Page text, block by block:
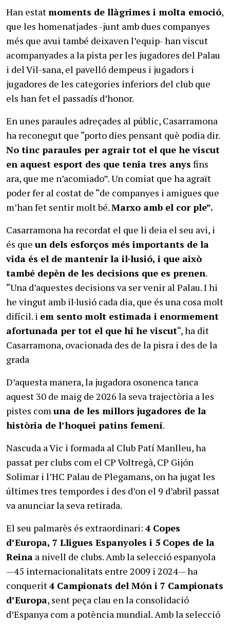
Han estatmoments de llàgrimes i molta emoció,
que les homenatjades -junt amb dues companyes
més que avui també deixaven l’equip- han viscut
acompanyades a la pista per les jugadores del Palau
i del Vil-sana, el pavelló dempeus i jugadors i
jugadores de les categories inferiors del club que
els han fet el passadís d’honor.
En unes paraules adreçades al públic, Casarramona
ha reconegut que “porto dies pensant què podia dir.
No tinc paraules per agrair tot el que he viscut
en aquest esport des que tenia tres anys fins
ara, que me n’acomiado”. Un comiat que ha agraït
poder fer al costat de “de companyes i amigues que
m’han fet sentir molt bé.Marxo amb el cor ple”.
Casarramona ha recordat el que li deia el seu avi, i
és que un dels esforços més importants de la
vida és el de mantenir la il·lusió, i que això
també depèn de les decisions que es prenen.
“Una d’aquestes decisions va ser venir al Palau. I hi
he vingut amb il·lusió cada dia, que és una cosa molt
difícil. i em sento molt estimada i enormement
afortunada per tot el que hi he viscut“, ha dit
Casarramona, ovacionada des de la pisra i des de la
grada
D’aquesta manera, la jugadora osonenca tanca
aquest 30 de maig de 2026 la seva trajectòria a les
pistes com una de les millors jugadores de la
història de l’hoquei patins femení.
Nascuda a Vic i formada al Club Patí Manlleu, ha
passat per clubs com el CP Voltregà, CP Gijón
Solimar i l’HC Palau de Plegamans, on ha jugat les
últimes tres tempordes i des d’on el 9 d’abril passat
va anunciar la seva retirada.
El seu palmarès és extraordinari: 4 Copes
d’Europa, 7 Lligues Espanyoles i 5 Copes de la
Reina a nivell de clubs. Amb la selecció espanyola
—45 internacionalitats entre 2009 i 2024— ha
conquerit4 Campionats del Món i 7 Campionats
d’Europa, sent peça clau en la consolidació
d’Espanya com a potència mundial. Amb la selecció